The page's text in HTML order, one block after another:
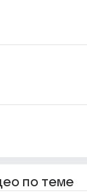
по теме